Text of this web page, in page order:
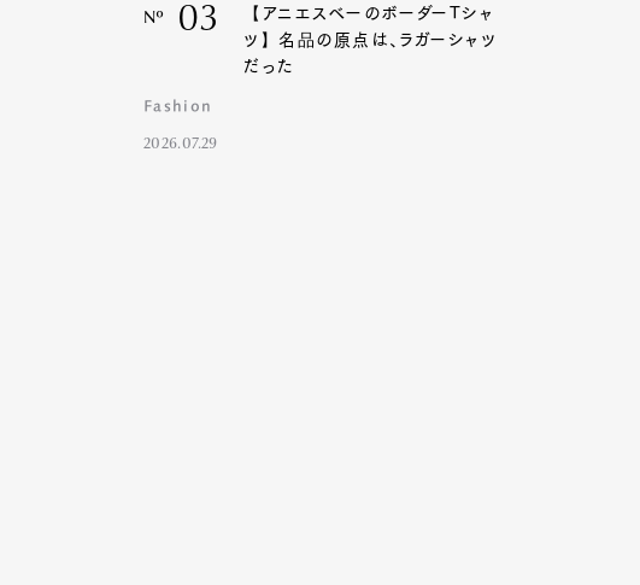
Nº 03
【アニエスベーのボーダーTシャ
ツ】名品の原点は、ラガーシャツ
だった
Fashion
2026.07.29